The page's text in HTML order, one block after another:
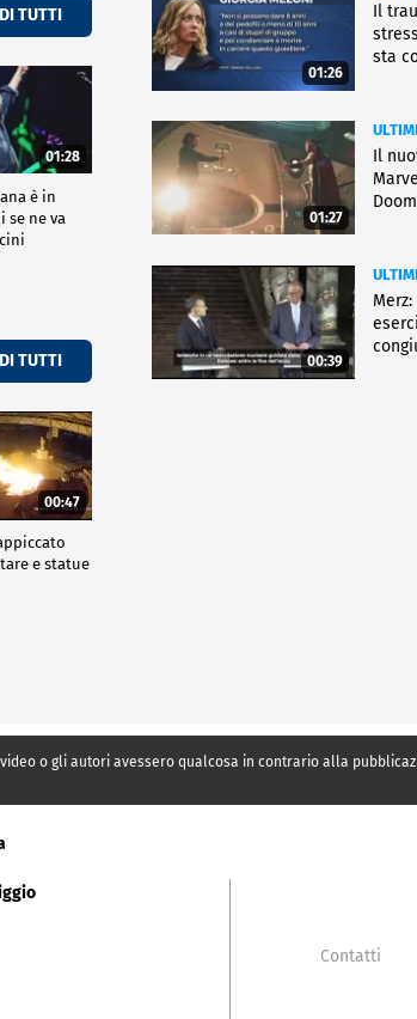
TUTTI
01:28
è in
se ne va
TUTTI
00:47
e statue
01:26
Il
sta
01:27
Il
00:39
o gli autori avessero qualcosa in contrario alla
Contatti